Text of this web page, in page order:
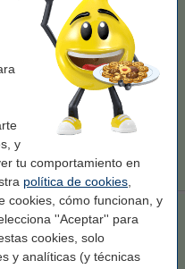
y
tu comportamiento en
política de cookies
cookies, cómo funcionan, y
''Aceptar'' para
cookies, solo
y analíticas (y técnicas
Comprar
(marca 123tinta) en lugar de
TN-249 toners | Pack
± 17.500 páginas 130248